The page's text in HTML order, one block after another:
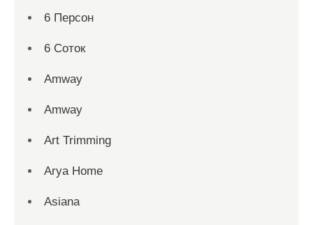
6 Персон
6 Соток
Amway
Amway
Art Trimming
Arya Home
Asiana